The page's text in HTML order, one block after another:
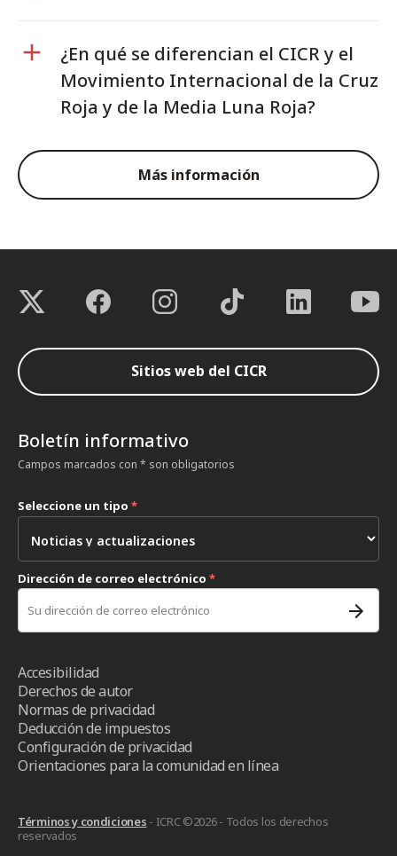
¿En qué se diferencian el CICR y el
Movimiento Internacional de la Cruz
Roja y de la Media Luna Roja?
Más información
Sitios web del CICR
Boletín informativo
Campos marcados con * son obligatorios
Seleccione un tipo *
Dirección de correo electrónico *
Accesibilidad
Derechos de autor
Normas de privacidad
Deducción de impuestos
Configuración de privacidad
Orientaciones para la comunidad en línea
Términos y condiciones - ICRC ©2026 - Todos los derechos
reservados